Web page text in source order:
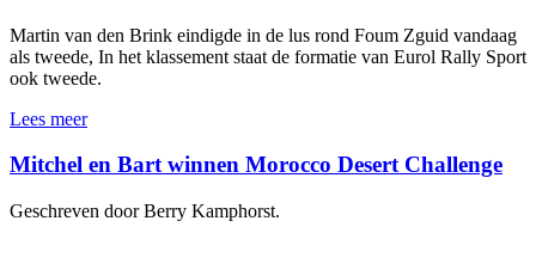
Martin van den Brink eindigde in de lus rond Foum Zguid vandaag
als tweede, In het klassement staat de formatie van Eurol Rally Sport
ook tweede.
Lees meer
Mitchel en Bart winnen Morocco Desert Challenge
Geschreven door Berry Kamphorst.